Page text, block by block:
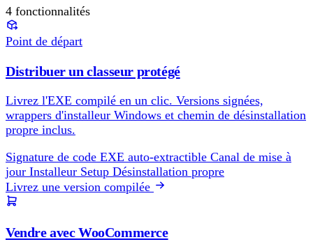
4 fonctionnalités
Point de départ
Distribuer un classeur protégé
Livrez l'EXE compilé en un clic. Versions signées,
wrappers d'installeur Windows et chemin de désinstallation
propre inclus.
Signature de code EXE auto-extractible Canal de mise à
jour Installeur Setup Désinstallation propre
Livrez une version compilée
Vendre avec WooCommerce